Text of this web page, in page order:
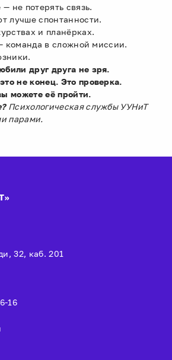
не потерять связь.
лучше спонтанности.
и планёрках.
команда в сложной миссии.
друг друга не зря.
не конец. Это проверка.
можете её пройти.
Психологическая службы УУНиТ
парами.
32, каб. 201
16